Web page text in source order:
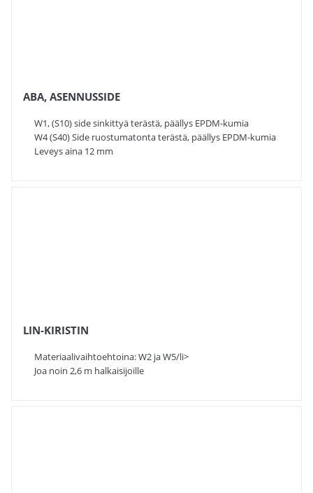
ABA, ASENNUSSIDE
W1, (S10) side sinkittyä terästä, päällys EPDM-kumia
W4 (S40) Side ruostumatonta terästä, päällys EPDM-kumia
Leveys aina 12 mm
LIN-KIRISTIN
Materiaalivaihtoehtoina: W2 ja W5/li>
Joa noin 2,6 m halkaisijoille